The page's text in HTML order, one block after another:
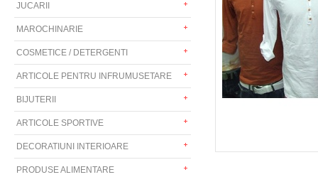
JUCARII
MAROCHINARIE
COSMETICE / DETERGENTI
ARTICOLE PENTRU INFRUMUSETARE
BIJUTERII
ARTICOLE SPORTIVE
DECORATIUNI INTERIOARE
PRODUSE ALIMENTARE